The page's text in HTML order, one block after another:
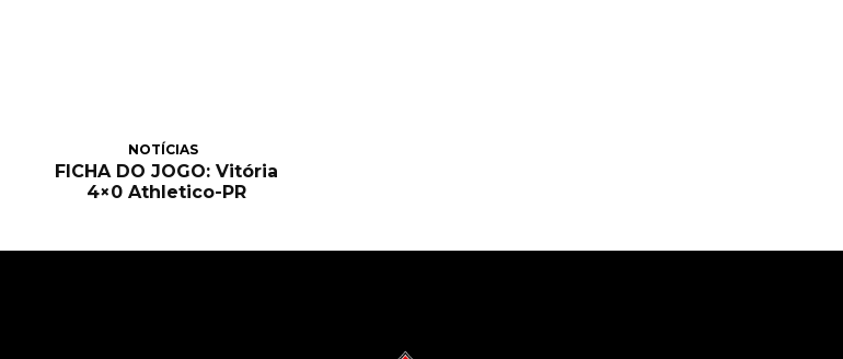
NOTÍCIAS
FICHA DO JOGO: Vitória
4×0 Athletico-PR